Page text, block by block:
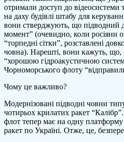
отримали доступ до відеосистеми
на даху будівлі штабу для
вони стверджують, що підводний
момент” (очевидно, коли росіяни
“торпедні сітки”, розставлені
човна). Нарешті, вони кажуть, що,
“хорошою гідроакустичною
Чорноморського флоту
Чому це важливо?
Модернізовані підводні човни
чотирьох крилатих ракет
флот тепер має на одну
ракет по Україні. Отже, це,